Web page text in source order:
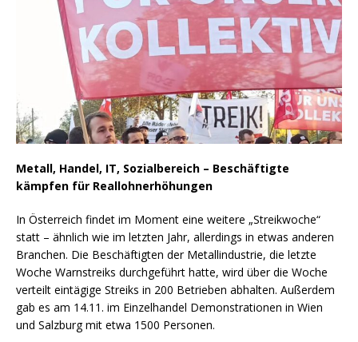
Metall, Handel, IT, Sozialbereich – Beschäftigte
kämpfen für Reallohnerhöhungen
In Österreich findet im Moment eine weitere „Streikwoche“
statt – ähnlich wie im letzten Jahr, allerdings in etwas anderen
Branchen. Die Beschäftigten der Metallindustrie, die letzte
Woche Warnstreiks durchgeführt hatte, wird über die Woche
verteilt eintägige Streiks in 200 Betrieben abhalten. Außerdem
gab es am 14.11. im Einzelhandel Demonstrationen in Wien
und Salzburg mit etwa 1500 Personen.